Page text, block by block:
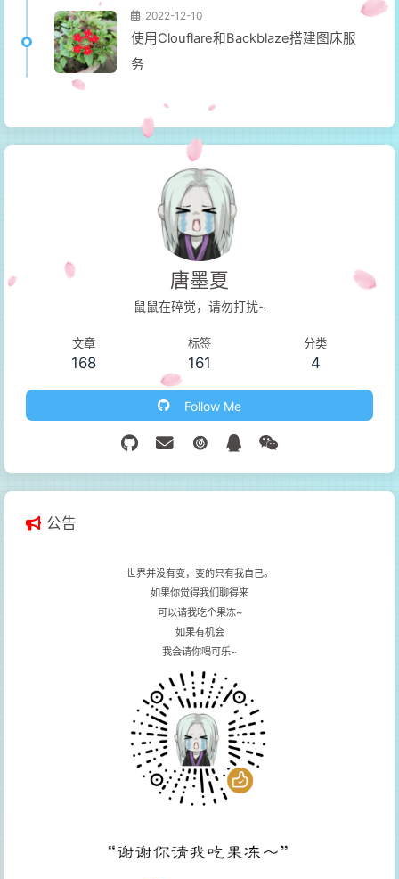
2022-12-10
使用Clouflare和Backblaze搭建图床服
务
唐墨夏
鼠鼠在碎觉，请勿打扰~
文章
168
标签
161
分类
4
Follow Me
公告
世界并没有变，变的只有我自己。
如果你觉得我们聊得来
可以请我吃个果冻~
如果有机会
我会请你喝可乐~